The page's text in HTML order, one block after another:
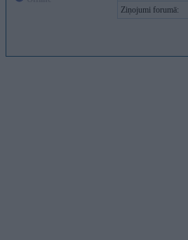
Ziņojumi forumā: